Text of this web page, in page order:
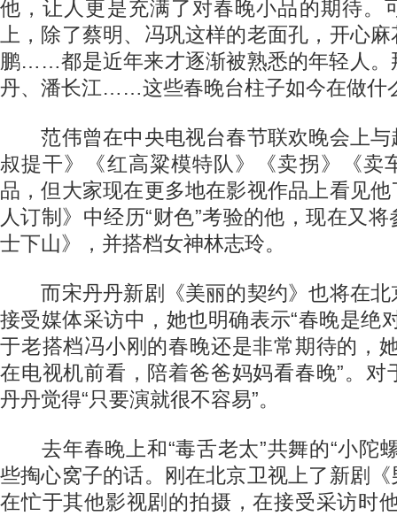
他，让人更是充满了对春晚小品的期待。
上，除了蔡明、冯巩这样的老面孔，开心
鹏……都是近年来才逐渐被熟悉的年轻人。
丹、潘长江……这些春晚台柱子如今在做什
范伟曾在中央电视台春节联欢晚会上与
叔提干》《红高粱模特队》《卖拐》《卖
品，但大家现在更多地在影视作品上看见
人订制》中经历“财色”考验的他，现在又
士下山》，并搭档女神林志玲。
而宋丹丹新剧《美丽的契约》也将在北
接受媒体采访中，她也明确表示“春晚是绝
于老搭档冯小刚的春晚还是非常期待的，
在电视机前看，陪着爸爸妈妈看春晚”。对
丹丹觉得“只要演就很不容易”。
去年春晚上和“毒舌老太”共舞的“小陀
些掏心窝子的话。刚在北京卫视上了新剧
在忙于其他影视剧的拍摄，在接受采访时